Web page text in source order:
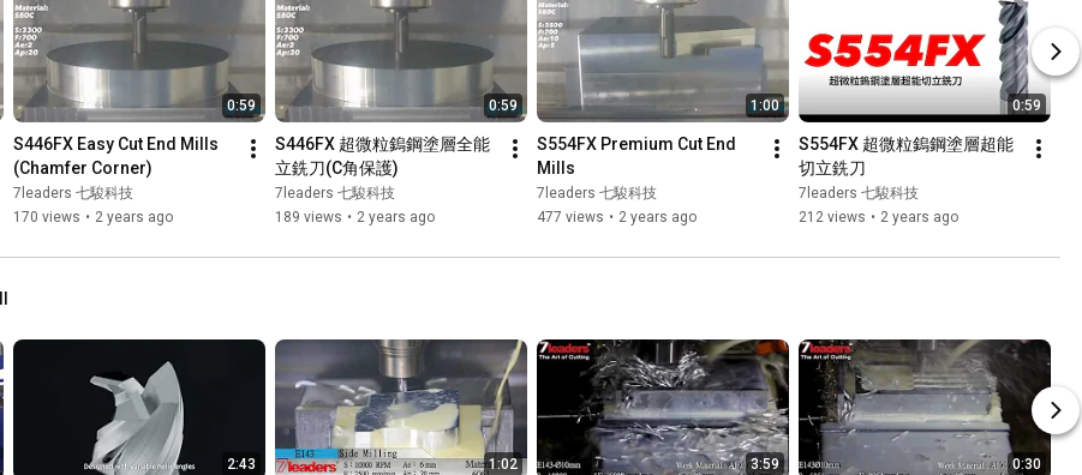
0:59
S446FX Easy Cut End Mills
(Chamfer Corner)
7leaders 七駿科技
170 views • 2 years ago
0:59
S446FX 超微粒鎢鋼塗層全能
立銑刀(C角保護)
7leaders 七駿科技
189 views • 2 years ago
1:00
S554FX Premium Cut End
Mills
7leaders 七駿科技
477 views • 2 years ago
0:59
S554FX 超微粒鎢鋼塗層超能
切立銑刀
7leaders 七駿科技
212 views • 2 years ago
2:43 1:02 3:59 0:30